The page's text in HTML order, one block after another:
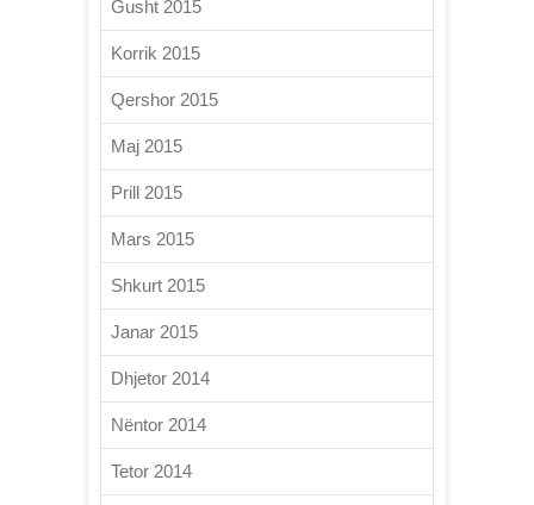
Gusht 2015
Korrik 2015
Qershor 2015
Maj 2015
Prill 2015
Mars 2015
Shkurt 2015
Janar 2015
Dhjetor 2014
Nëntor 2014
Tetor 2014